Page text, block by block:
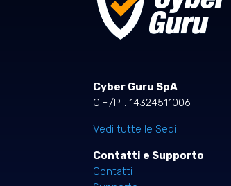
Cyber Guru SpA
C.F./P.I. 14324511006
Vedi tutte le Sedi
Contatti e Supporto
Contatti